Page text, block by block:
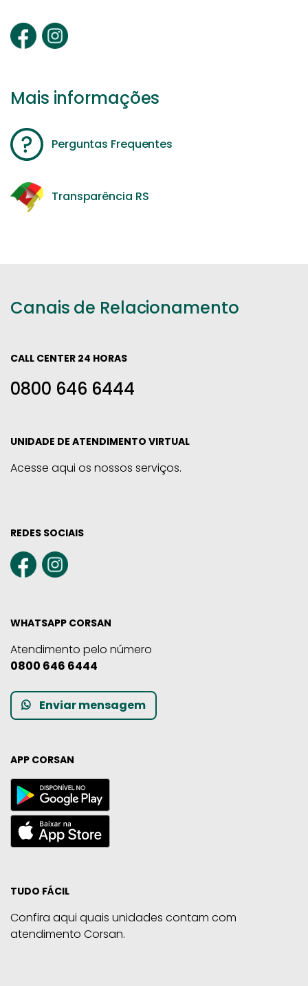
Mais informações
Perguntas Frequentes
Transparência RS
Canais de Relacionamento
CALL CENTER 24 HORAS
0800 646 6444
UNIDADE DE ATENDIMENTO VIRTUAL
Acesse aqui os nossos serviços.
REDES SOCIAIS
WHATSAPP CORSAN
Atendimento pelo número
0800 646 6444
Enviar mensagem
APP CORSAN
TUDO FÁCIL
Confira aqui quais unidades contam com
atendimento Corsan.